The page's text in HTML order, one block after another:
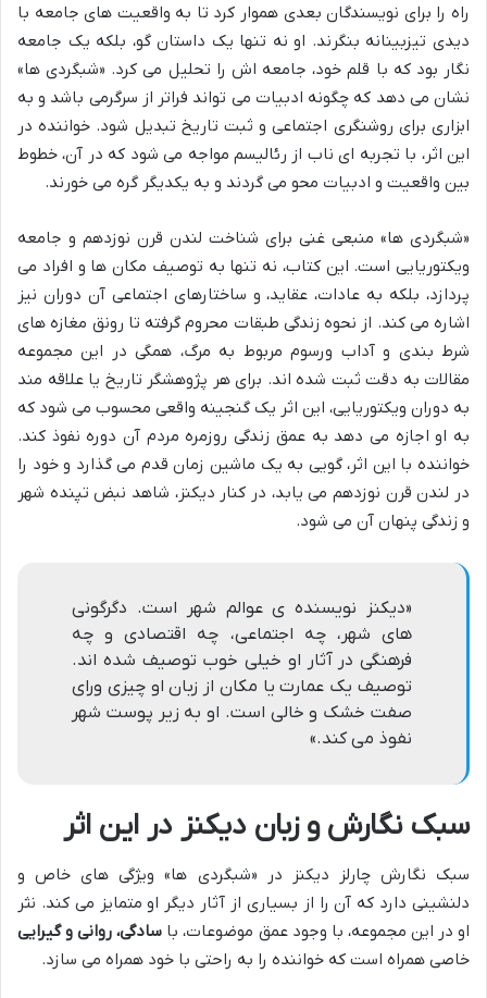
راه را برای نویسندگان بعدی هموار کرد تا به واقعیت های جامعه با
دیدی تیزبینانه بنگرند. او نه تنها یک داستان گو، بلکه یک جامعه
نگار بود که با قلم خود، جامعه اش را تحلیل می کرد. «شبگردی ها»
نشان می دهد که چگونه ادبیات می تواند فراتر از سرگرمی باشد و به
ابزاری برای روشنگری اجتماعی و ثبت تاریخ تبدیل شود. خواننده در
این اثر، با تجربه ای ناب از رئالیسم مواجه می شود که در آن، خطوط
بین واقعیت و ادبیات محو می گردند و به یکدیگر گره می خورند.
«شبگردی ها» منبعی غنی برای شناخت لندن قرن نوزدهم و جامعه
ویکتوریایی است. این کتاب، نه تنها به توصیف مکان ها و افراد می
پردازد، بلکه به عادات، عقاید، و ساختارهای اجتماعی آن دوران نیز
اشاره می کند. از نحوه زندگی طبقات محروم گرفته تا رونق مغازه های
شرط بندی و آداب ورسوم مربوط به مرگ، همگی در این مجموعه
مقالات به دقت ثبت شده اند. برای هر پژوهشگر تاریخ یا علاقه مند
به دوران ویکتوریایی، این اثر یک گنجینه واقعی محسوب می شود که
به او اجازه می دهد به عمق زندگی روزمره مردم آن دوره نفوذ کند.
خواننده با این اثر، گویی به یک ماشین زمان قدم می گذارد و خود را
در لندن قرن نوزدهم می یابد، در کنار دیکنز، شاهد نبض تپنده شهر
و زندگی پنهان آن می شود.
«دیکنز نویسنده ی عوالم شهر است. دگرگونی
های شهر، چه اجتماعی، چه اقتصادی و چه
فرهنگی در آثار او خیلی خوب توصیف شده اند.
توصیف یک عمارت یا مکان از زبان او چیزی ورای
صفت خشک و خالی است. او به زیر پوست شهر
نفوذ می کند.»
سبک نگارش و زبان دیکنز در این اثر
سبک نگارش چارلز دیکنز در «شبگردی ها» ویژگی های خاص و
دلنشینی دارد که آن را از بسیاری از آثار دیگر او متمایز می کند. نثر
او در این مجموعه، با وجود عمق موضوعات، با سادگی، روانی و گیرایی
خاصی همراه است که خواننده را به راحتی با خود همراه می سازد.